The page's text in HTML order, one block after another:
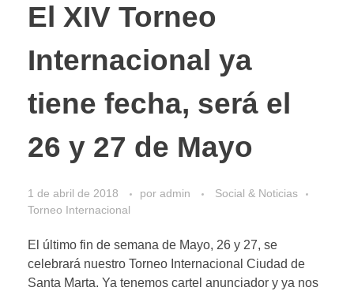
El XIV Torneo
Internacional ya
tiene fecha, será el
26 y 27 de Mayo
1 de abril de 2018 por admin
Social & Noticias
Torneo Internacional
El último fin de semana de Mayo, 26 y 27, se
celebrará nuestro Torneo Internacional Ciudad de
Santa Marta. Ya tenemos cartel anunciador y ya nos